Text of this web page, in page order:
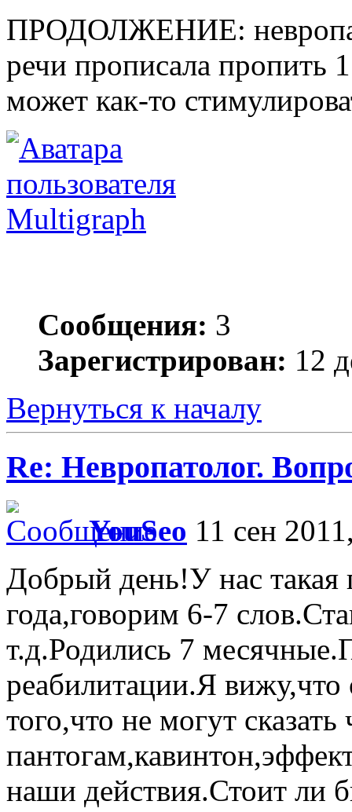
ПРОДОЛЖЕНИЕ:
речи прописала
может как-то
Multigraph
Сообщения: 3
Зарегистрирован: 12
Вернуться к началу
Re: Невропатолог.
YouSeo 11 сен
Добрый день!У нас такая
года,говорим 6-7
т.д.Родились 7
реабилитации.Я
того,что не могут
наши действия.Стоит ли